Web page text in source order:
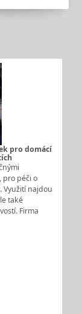
pro domácí
pro péči o
Využití najdou
také
Firma